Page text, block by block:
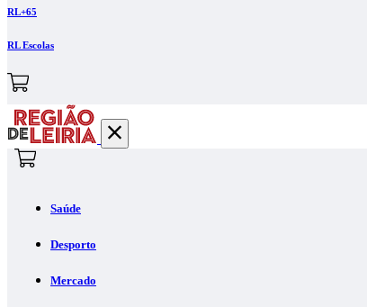
RL+65
RL Escolas
Saúde
Desporto
Mercado